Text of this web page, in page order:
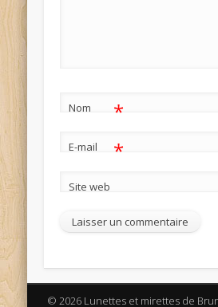
Nom *
E-mail *
Site web
© 2026 Lunettes et mirettes de